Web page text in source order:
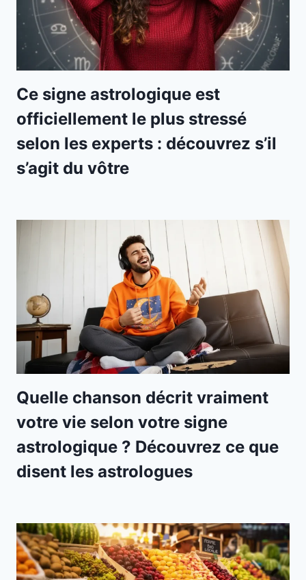
Ce signe astrologique est
officiellement le plus stressé
selon les experts : découvrez s’il
s’agit du vôtre
Quelle chanson décrit vraiment
votre vie selon votre signe
astrologique ? Découvrez ce que
disent les astrologues